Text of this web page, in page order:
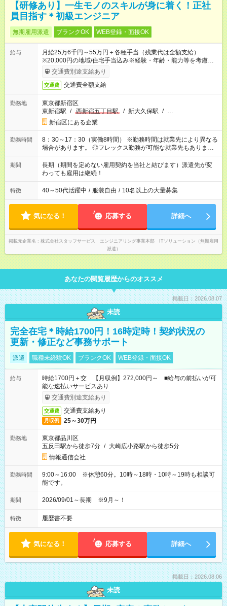
【研修あり】一生モノのスキルが身に着く！正社
員目指す＊初級エンジニア
無期雇用派遣 ブランクOK WEB登録・面接OK
給与
月給25万6千円～55万円＋各種手当（残業代は全額支給）
※20,000円の地域/住宅手当込み※経験・年齢・能力等を考慮し
て加給・優遇します。★同一就業先で1年以上継続したら月1万
円の継続手当支給
交通費別途支給あり
交通費 交通費全額支給
勤務地
東京都新宿区
東新宿駅 / 西新宿五丁目駅 / 新大久保駅 / …
新宿区にある企業
勤務時間
8：30～17：30（実働8時間） ※勤務時間は就業先により異なる
場合があります。 ◎フレックス勤務が可能な就業先もありま
す。 ◎今よりもさらに働きやすい環境をつくるべく、 働き方
改革に全社をあげて取り組んでいます。
期間
長期（期間を定めない雇用契約を当社と結びます）派遣先が変
わっても雇用は継続！
特徴 40～50代活躍中 / 服装自由 / 10名以上の大量募集
気になる！ 応募する 詳細へ
掲載元企業名
株式会社スタッフサービス エンジニアリング事業本部 ITソリューション（無期雇用
派遣）
あなたの閲覧履歴からのオススメ
掲載日：2026.08.07
未読
完全在宅＊時給1700円！16時定時！契約状況の
更新・修正など事務サポート
派遣 職種未経験OK ブランクOK WEB登録・面接OK
給与
時給1700円＋交 【月収例】272,000円～ ■給与の前払いが可
能な速払いサービスあり
交通費別途支給あり
交通費 交通費支給あり
月収例 25～30万円
勤務地
東京都品川区
五反田駅から徒歩7分 / 大崎広小路駅から徒歩5分
情報通信会社
勤務時間
9:00～16:00 ※休憩60分。10時～18時・10時～19時も相談可
能です。
期間 2026/09/01～長期 ※9月～！
特徴 履歴書不要
気になる！ 応募する 詳細へ
掲載日：2026.08.06
未読